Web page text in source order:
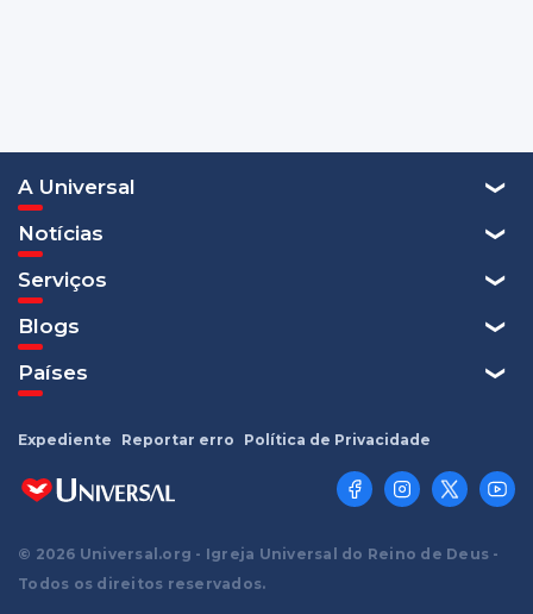
A Universal
Notícias
Serviços
Blogs
Países
© 2026 Universal.org - Igreja Universal do Reino de Deus -
Todos os direitos reservados.
Expediente Reportar erro Política de Privacidade